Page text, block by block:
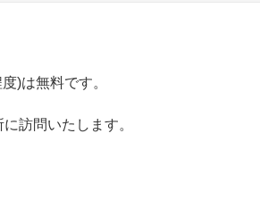
)は無料です。
訪問いたします。